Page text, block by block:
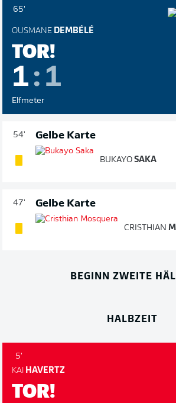
65'
OUSMANE DEMBÉLÉ
TOR!
1: 1
Elfmeter
54' Gelbe Karte
BUKAYO SAKA
47' Gelbe Karte
CRISTHIAN
BEGINN ZWEITE
HALBZEIT
5'
KAI HAVERTZ
TOR!